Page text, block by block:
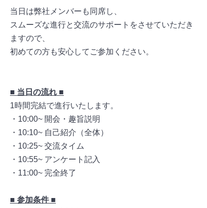
当日は弊社メンバーも同席し、
スムーズな進行と交流のサポートをさせていただき
ますので、
初めての方も安心してご参加ください。
■ 当日の流れ ■
1時間完結で進行いたします。
・10:00~ 開会・趣旨説明
・10:10~ 自己紹介（全体）
・10:25~ 交流タイム
・10:55~ アンケート記入
・11:00~ 完全終了
■ 参加条件 ■